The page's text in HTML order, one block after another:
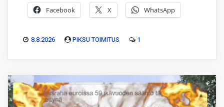
Facebook X WhatsApp
8.8.2026 PIKSU TOIMITUS 1